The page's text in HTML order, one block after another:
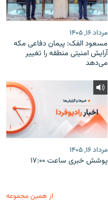
مرداد ۱۶, ۱۴۰۵
مسعود الفک: پیمان دفاعی مکه
آرایش امنیتی منطقه را تغییر
می‌دهد
مرداد ۱۶, ۱۴۰۵
پوشش خبری ساعت ۱۷:۰۰
از همین مجموعه